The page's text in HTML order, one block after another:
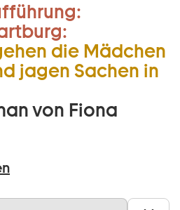
die Mädchen
jagen Sachen in
von Fiona